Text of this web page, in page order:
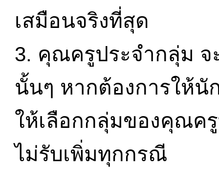
เสมือนจริงที่สุด
3. คุณครูประจำกลุ่ม
นั้นๆ หากต้องการให้นั
ให้เลือกกลุ่มของคุณค
ไม่รับเพิ่มทุกกรณี